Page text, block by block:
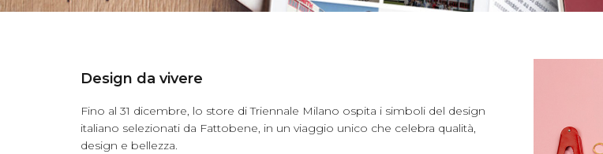
Design da vivere
Fino al 31 dicembre, lo store di Triennale Milano ospita i simboli del design
italiano selezionati da Fattobene, in un viaggio unico che celebra qualità,
design e bellezza.